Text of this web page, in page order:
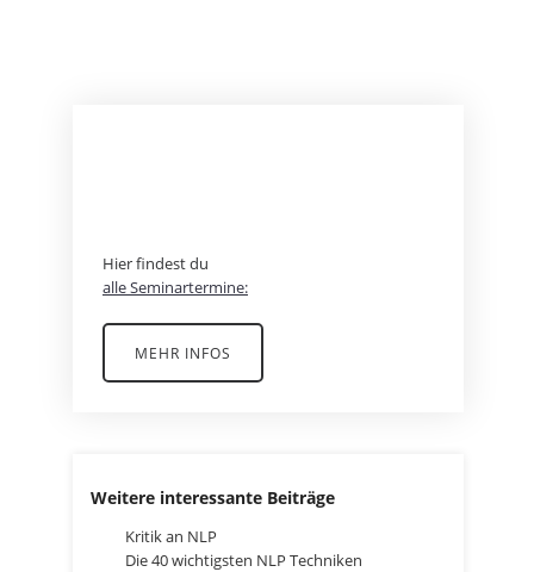
Hier findest du
alle Seminartermine:
MEHR INFOS
Weitere interessante Beiträge
Kritik an NLP
Die 40 wichtigsten NLP Techniken